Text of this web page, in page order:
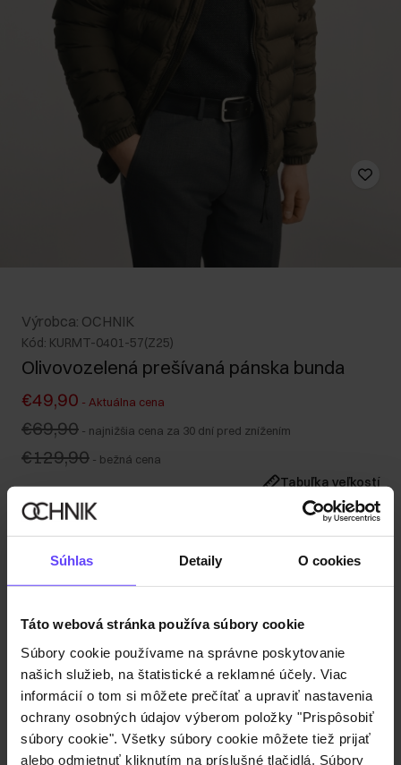
Súhlas Detaily O cookies
Táto webová stránka používa súbory cookie
Súbory cookie používame na správne poskytovanie
našich služieb, na štatistické a reklamné účely. Viac
informácií o tom si môžete prečítať a upraviť nastavenia
ochrany osobných údajov výberom položky "Prispôsobiť
súbory cookie". Všetky súbory cookie môžete tiež prijať
alebo odmietnuť kliknutím na príslušné tlačidlá. Súbory
Výrobca: OCHNIK
Kód: KURMT-0401-57(Z25)
Olivovozelená prešívaná pánska bunda
€49,90 - Aktuálna cena
€69,90 - najnižšia cena za 30 dní pred znížením
€129,90 - bežná cena
Tabuľka veľkostí
Vyberte veľkosť
Odoslanie do 1 pracovného dňa
Detaily
Zloženie